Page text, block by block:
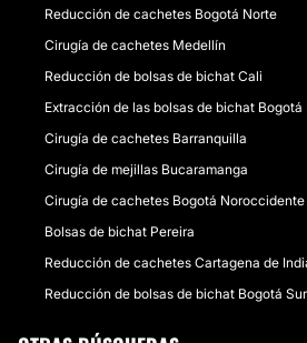
Reducción de cachetes Bogotá Norte
Cirugía de cachetes Medellín
Reducción de bolsas de bichat Cali
Extracción de las bolsas de bichat Bogotá
Cirugía de cachetes Barranquilla
Cirugía de mejillas Bucaramanga
Cirugía de cachetes Bogotá Noroccidente
Bolsas de bichat Pereira
Reducción de cachetes Cartagena de
Reducción de bolsas de bichat Bogotá Sur